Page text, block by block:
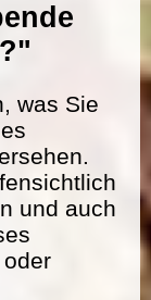
was Sie
und auch